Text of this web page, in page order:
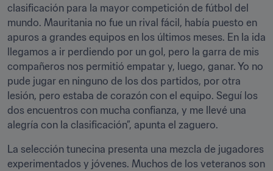
clasificación para la mayor competición de fútbol del
mundo. Mauritania no fue un rival fácil, había puesto en
apuros a grandes equipos en los últimos meses. En la ida
llegamos a ir perdiendo por un gol, pero la garra de mis
compañeros nos permitió empatar y, luego, ganar. Yo no
pude jugar en ninguno de los dos partidos, por otra
lesión, pero estaba de corazón con el equipo. Seguí los
dos encuentros con mucha confianza, y me llevé una
alegría con la clasificación”, apunta el zaguero.
La selección tunecina presenta una mezcla de jugadores
experimentados y jóvenes. Muchos de los veteranos son